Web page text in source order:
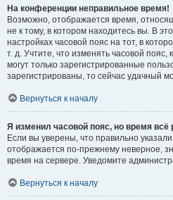
На конференции неправильное время!
Возможно, отображается время,
не к тому, в котором находитесь вы. В
настройках часовой пояс на тот, в
т. д. Учтите, что изменять часовой пояс,
могут только зарегистрированные
зарегистрированы, то сейчас удачный
Вернуться к началу
Я изменил часовой пояс, но время всё
Если вы уверены, что правильно
отображается по-прежнему неверное,
время на сервере. Уведомите
Вернуться к началу